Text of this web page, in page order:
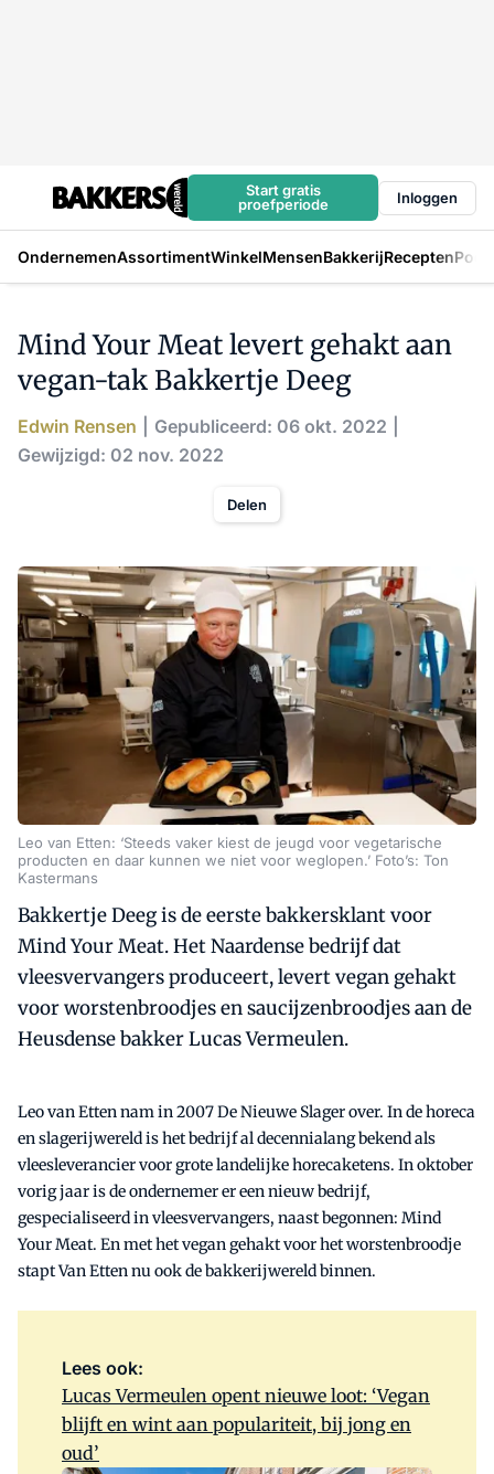
Start gratis
proefperiode
Inloggen
OndernemenAssortimentWinkelMensenBakkerijRecepten
Mind Your Meat levert gehakt aan
vegan-tak Bakkertje Deeg
Edwin Rensen
Gepubliceerd: 06 okt. 2022
Gewijzigd: 02 nov. 2022
Delen
Leo van Etten: ‘Steeds vaker kiest de jeugd voor vegetarische
producten en daar kunnen we niet voor weglopen.’ Foto’s: Ton
Kastermans
Bakkertje Deeg is de eerste bakkersklant voor
Mind Your Meat. Het Naardense bedrijf dat
vleesvervangers produceert, levert vegan gehakt
voor worstenbroodjes en saucijzenbroodjes aan de
Heusdense bakker Lucas Vermeulen.
Leo van Etten nam in 2007 De Nieuwe Slager over. In de horeca
en slagerijwereld is het bedrijf al decennialang bekend als
vleesleverancier voor grote landelijke horecaketens. In oktober
vorig jaar is de ondernemer er een nieuw bedrijf,
gespecialiseerd in vleesvervangers, naast begonnen: Mind
Your Meat. En met het vegan gehakt voor het worstenbroodje
stapt Van Etten nu ook de bakkerijwereld binnen.
Lees ook:
Lucas Vermeulen opent nieuwe loot: ‘Vegan
blijft en wint aan populariteit, bij jong en
oud’